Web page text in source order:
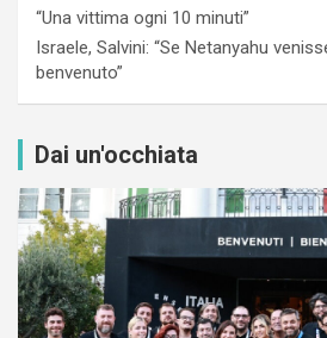
“Una vittima ogni 10 minuti”
Israele, Salvini: “Se Netanyahu
benvenuto”
Dai un'occhiata